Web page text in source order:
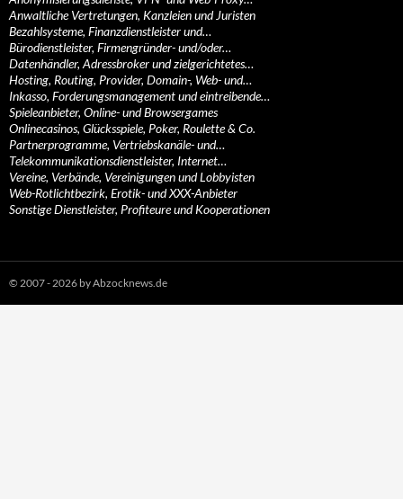
Anwaltliche Vertretungen, Kanzleien und Juristen
Bezahlsysteme, Finanzdienstleister und…
Bürodienstleister, Firmengründer- und/oder…
Datenhändler, Adressbroker und zielgerichtetes…
Hosting, Routing, Provider, Domain-, Web- und…
Inkasso, Forderungsmanagement und eintreibende…
Spieleanbieter, Online- und Browsergames
Onlinecasinos, Glücksspiele, Poker, Roulette & Co.
Partnerprogramme, Vertriebskanäle- und…
Telekommunikationsdienstleister, Internet…
Vereine, Verbände, Vereinigungen und Lobbyisten
Web-Rotlichtbezirk, Erotik- und XXX-Anbieter
Sonstige Dienstleister, Profiteure und Kooperationen
© 2007 - 2026 by Abzocknews.de